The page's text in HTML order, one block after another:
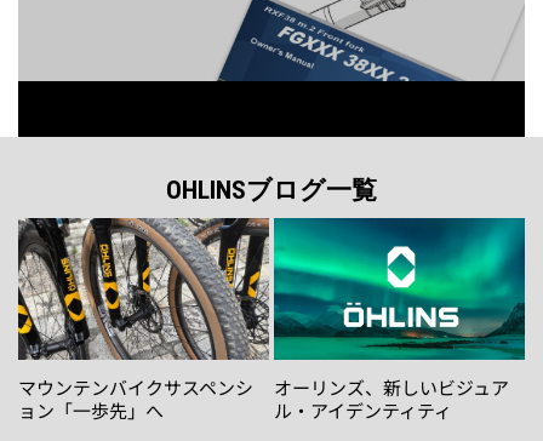
が
あ
り
ま
す。
プ
バ
リ
エ
ン
あ
り
ま
す。
プ
シ
OHLINSブログ一覧
マウンテンバイクサスペンシ
ョン「一歩先」へ
オーリンズ、新しいビジュア
ル・アイデンティティ